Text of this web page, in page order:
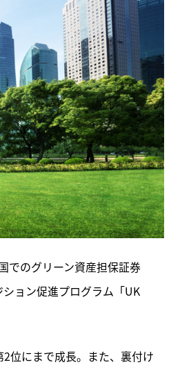
でのグリーン資産担保証券
ョン促進プログラム「UK
位にまで成長。また、裏付け